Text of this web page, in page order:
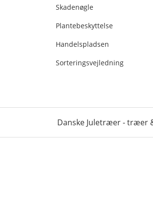
Skadenøgle
Plantebeskyttelse
Handelspladsen
Sorteringsvejledning
Danske Juletræer - træer